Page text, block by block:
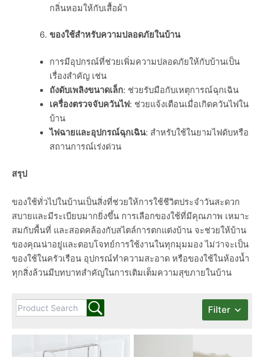
กลิ่นหอมให้กับเสื้อผ้า
ของใช้สำหรับความปลอดภัยในบ้าน
การมีอุปกรณ์ที่ช่วยเพิ่มความปลอดภัยให้กับบ้านเป็น
เรื่องสำคัญ เช่น
ถังดับเพลิงขนาดเล็ก: ช่วยรับมือกับเหตุการณ์ฉุกเฉิน
เครื่องตรวจจับควันไฟ: ช่วยแจ้งเตือนเมื่อเกิดควันไฟใน
บ้าน
ไฟฉายและอุปกรณ์ฉุกเฉิน: สำหรับใช้ในยามไฟดับหรือ
สถานการณ์เร่งด่วน
สรุป
ของใช้ทั่วไปในบ้านเป็นสิ่งที่ช่วยให้การใช้ชีวิตประจำวันสะดวก
สบายและมีระเบียบมากยิ่งขึ้น การเลือกของใช้ที่มีคุณภาพ เหมาะ
สมกับพื้นที่ และสอดคล้องกับสไตล์การตกแต่งบ้าน จะช่วยให้บ้าน
ของคุณน่าอยู่และตอบโจทย์การใช้งานในทุกมุมมอง ไม่ว่าจะเป็น
ของใช้ในครัวเรือน อุปกรณ์ทำความสะอาด หรือของใช้ในห้องน้ำ
ทุกสิ่งล้วนมีบทบาทสำคัญในการเติมเต็มความสุขภายในบ้าน
Filter